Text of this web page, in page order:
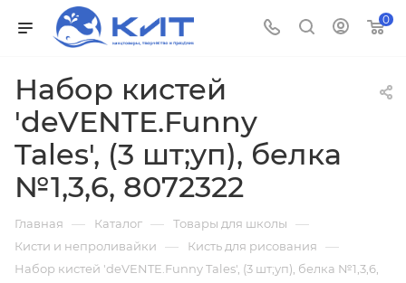
0
Набор кистей
'deVENTE.Funny
Tales', (3 шт;уп), белка
№1,3,6, 8072322
Главная — Каталог — Товары для школы —
Кисти и непроливайки — Кисть для рисования —
Набор кистей 'deVENTE.Funny Tales', (3 шт;уп), белка №1,3,6,